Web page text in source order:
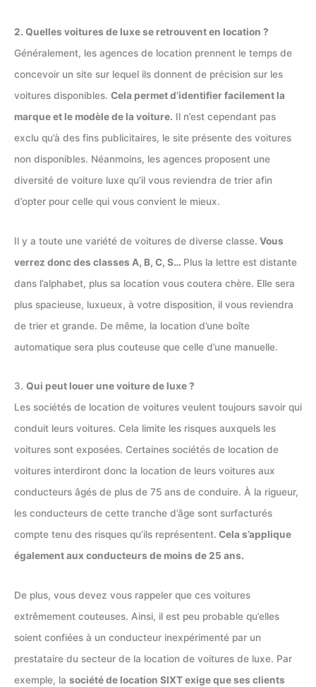
2. Quelles voitures de luxe se retrouvent en location ?
Généralement, les agences de location prennent le temps de
concevoir un site sur lequel ils donnent de précision sur les
voitures disponibles. Cela permet d’identifier facilement la
marque et le modèle de la voiture. Il n’est cependant pas
exclu qu’à des fins publicitaires, le site présente des voitures
non disponibles. Néanmoins, les agences proposent une
diversité de voiture luxe qu’il vous reviendra de trier afin
d’opter pour celle qui vous convient le mieux.
Il y a toute une variété de voitures de diverse classe. Vous
verrez donc des classes A, B, C, S… Plus la lettre est distante
dans l’alphabet, plus sa location vous coutera chère. Elle sera
plus spacieuse, luxueux, à votre disposition, il vous reviendra
de trier et grande. De même, la location d’une boîte
automatique sera plus couteuse que celle d’une manuelle.
3. Qui peut louer une voiture de luxe ?
Les sociétés de location de voitures veulent toujours savoir qui
conduit leurs voitures. Cela limite les risques auxquels les
voitures sont exposées. Certaines sociétés de location de
voitures interdiront donc la location de leurs voitures aux
conducteurs âgés de plus de 75 ans de conduire. À la rigueur,
les conducteurs de cette tranche d’âge sont surfacturés
compte tenu des risques qu’ils représentent. Cela s’applique
également aux conducteurs de moins de 25 ans.
De plus, vous devez vous rappeler que ces voitures
extrêmement couteuses. Ainsi, il est peu probable qu’elles
soient confiées à un conducteur inexpérimenté par un
prestataire du secteur de la location de voitures de luxe. Par
exemple, la société de location SIXT exige que ses clients